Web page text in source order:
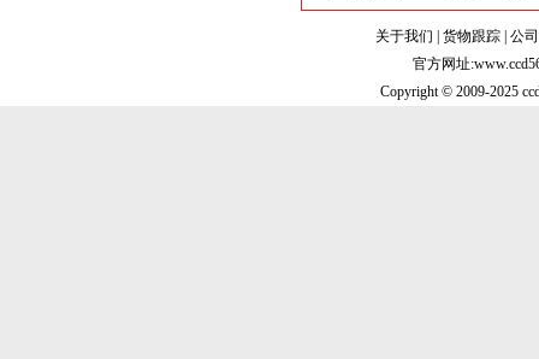
关于我们 货物跟踪 公
官方网址
Copyright © 2009-2025